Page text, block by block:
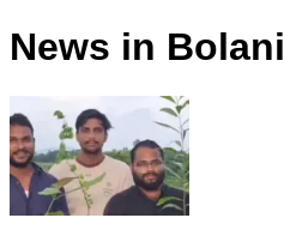
News in Bolani